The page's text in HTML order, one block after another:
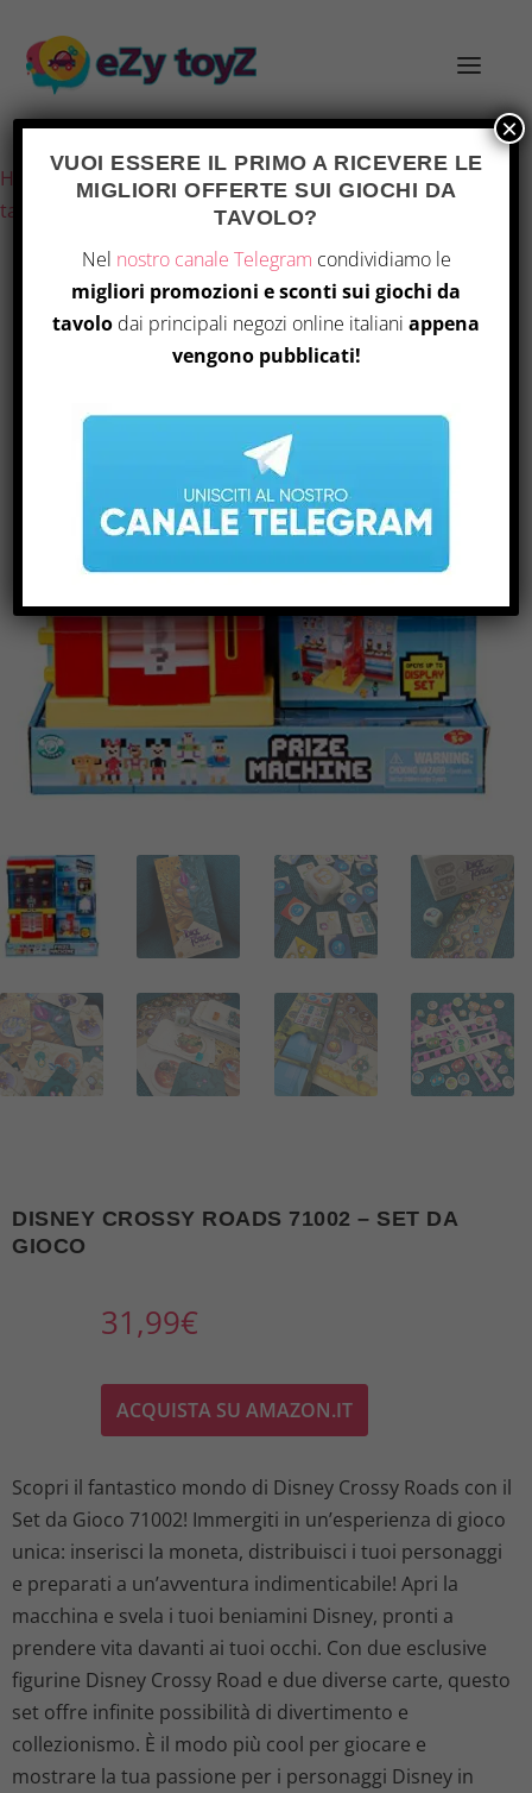
Home /Giochi e giocattoli/Giochi di società/Giochi da
tavolo
/ Disney Crossy Roads 71002 – Set da gioco
DISNEY CROSSY ROADS 71002 – SET DA
GIOCO
31,99€
ACQUISTA SU AMAZON.IT
Scopri il fantastico mondo di Disney Crossy Roads con il
Set da Gioco 71002! Immergiti in un’esperienza di gioco
unica: inserisci la moneta, distribuisci i tuoi personaggi
e preparati a un’avventura indimenticabile! Apri la
macchina e svela i tuoi beniamini Disney, pronti a
prendere vita davanti ai tuoi occhi. Con due esclusive
figurine Disney Crossy Road e due diverse carte, questo
set offre infinite possibilità di divertimento e
collezionismo. È il modo più cool per giocare e
mostrare la tua passione per i personaggi Disney in
VUOI ESSERE IL PRIMO A RICEVERE LE
MIGLIORI OFFERTE SUI GIOCHI DA
TAVOLO?
Nel nostro canale Telegram condividiamo le
migliori promozioni e sconti sui giochi da
tavolo dai principali negozi online italiani appena
vengono pubblicati!
×